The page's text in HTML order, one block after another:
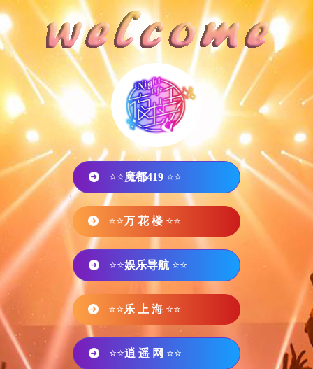
⭐⭐魔都419 ⭐⭐
⭐⭐万 花 楼 ⭐⭐
⭐⭐娱乐导航 ⭐⭐
⭐⭐乐 上 海 ⭐⭐
⭐⭐逍 遥 网 ⭐⭐